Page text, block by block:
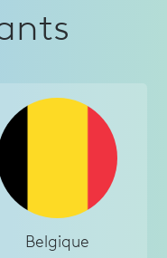
Belgique